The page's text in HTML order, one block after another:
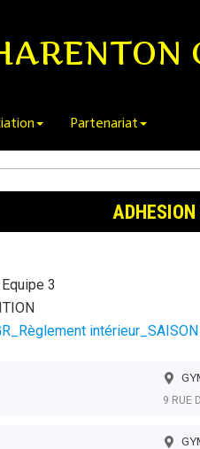
Partenariat
3
9 RUE